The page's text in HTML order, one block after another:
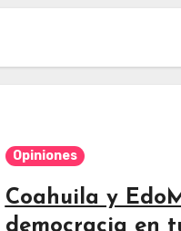
Opiniones
Coahuila y
democracia en